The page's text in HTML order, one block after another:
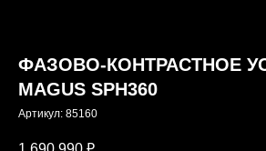
ФАЗОВО-КОНТРАСТНОЕ
MAGUS SPH360
Артикул: 85160